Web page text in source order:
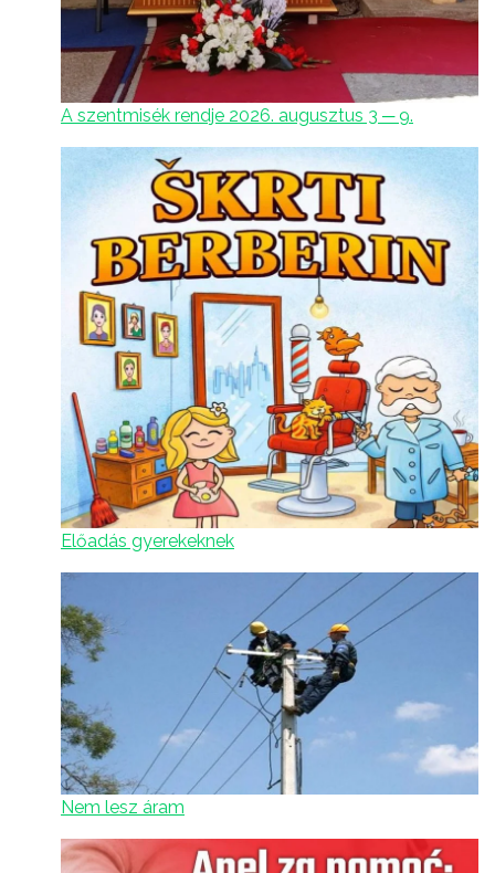
A szentmisék rendje 2026. augusztus 3 ─ 9.
Előadás gyerekeknek
Nem lesz áram